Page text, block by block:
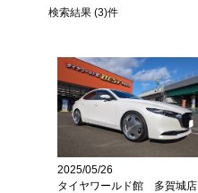
検索結果 (3)件
2025/05/26
タイヤワールド館 多賀城店